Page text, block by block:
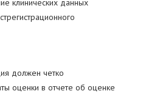
клинических данных
должен четко
оценки в отчете об оценке